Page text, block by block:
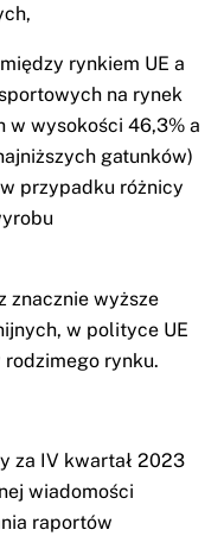
rynkiem UE a
na rynek
w wysokości 46,3% a
gatunków)
przypadku różnicy
znacznie wyższe
w polityce UE
rynku.
za IV kwartał 2023
wiadomości
raportów